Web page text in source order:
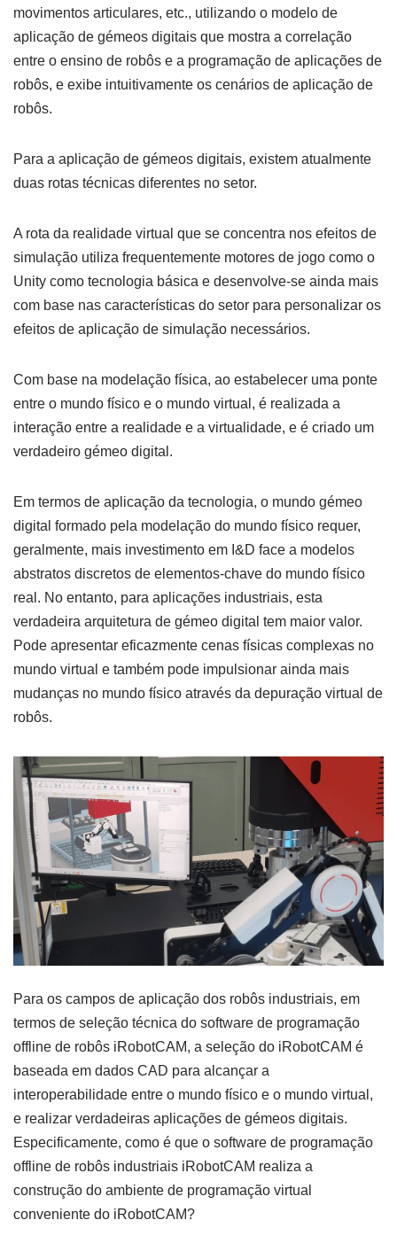
movimentos articulares, etc., utilizando o modelo de
aplicação de gémeos digitais que mostra a correlação
entre o ensino de robôs e a programação de aplicações de
robôs, e exibe intuitivamente os cenários de aplicação de
robôs.
Para a aplicação de gémeos digitais, existem atualmente
duas rotas técnicas diferentes no setor.
A rota da realidade virtual que se concentra nos efeitos de
simulação utiliza frequentemente motores de jogo como o
Unity como tecnologia básica e desenvolve-se ainda mais
com base nas características do setor para personalizar os
efeitos de aplicação de simulação necessários.
Com base na modelação física, ao estabelecer uma ponte
entre o mundo físico e o mundo virtual, é realizada a
interação entre a realidade e a virtualidade, e é criado um
verdadeiro gémeo digital.
Em termos de aplicação da tecnologia, o mundo gémeo
digital formado pela modelação do mundo físico requer,
geralmente, mais investimento em I&D face a modelos
abstratos discretos de elementos-chave do mundo físico
real. No entanto, para aplicações industriais, esta
verdadeira arquitetura de gémeo digital tem maior valor.
Pode apresentar eficazmente cenas físicas complexas no
mundo virtual e também pode impulsionar ainda mais
mudanças no mundo físico através da depuração virtual de
robôs.
Para os campos de aplicação dos robôs industriais, em
termos de seleção técnica do software de programação
offline de robôs iRobotCAM, a seleção do iRobotCAM é
baseada em dados CAD para alcançar a
interoperabilidade entre o mundo físico e o mundo virtual,
e realizar verdadeiras aplicações de gémeos digitais.
Especificamente, como é que o software de programação
offline de robôs industriais iRobotCAM realiza a
construção do ambiente de programação virtual
conveniente do iRobotCAM?